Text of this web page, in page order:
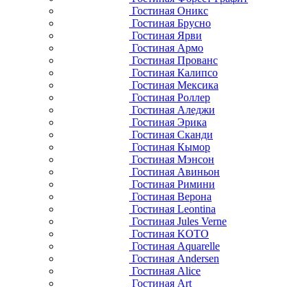
Гостиная Оникс
Гостиная Брусно
Гостиная Ярви
Гостиная Армо
Гостиная Прованс
Гостиная Калипсо
Гостиная Мексика
Гостиная Роллер
Гостиная Аледжи
Гостиная Эрика
Гостиная Сканди
Гостиная Кымор
Гостиная Мэнсон
Гостиная Авиньон
Гостиная Римини
Гостиная Верона
Гостиная Leontina
Гостиная Jules Verne
Гостиная KOTO
Гостиная Aquarelle
Гостиная Andersen
Гостиная Alice
Гостиная Art